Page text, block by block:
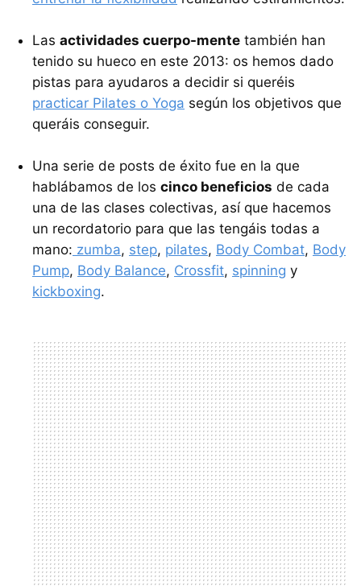
Las actividades cuerpo-mente también han
tenido su hueco en este 2013: os hemos dado
pistas para ayudaros a decidir si queréis
practicar Pilates o Yoga según los objetivos que
queráis conseguir.
Una serie de posts de éxito fue en la que
hablábamos de los cinco beneficios de cada
una de las clases colectivas, así que hacemos
un recordatorio para que las tengáis todas a
mano: zumba, step, pilates, Body Combat, Body
Pump, Body Balance, Crossfit, spinning y
kickboxing.